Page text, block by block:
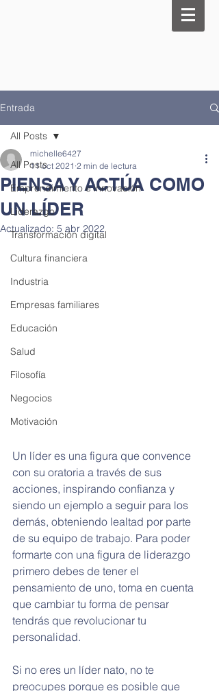
Entrada
All Posts
Emprendimiento e innovación
Liderazgo
Transformación digital
Cultura financiera
Industria
Empresas familiares
Educación
Salud
Filosofía
Negocios
Motivación
All Posts
PIENSA Y ACTÚA COMO
UN LÍDER
michelle6427
11 oct 2021 2 min de lectura
Actualizado: 5 abr 2022
Un líder es una figura que convence
con su oratoria a través de sus
acciones, inspirando confianza y
siendo un ejemplo a seguir para los
demás, obteniendo lealtad por parte
de su equipo de trabajo. Para poder
formarte con una figura de liderazgo
primero debes de tener el
pensamiento de uno, toma en cuenta
que cambiar tu forma de pensar
tendrás que revolucionar tu
personalidad.
Si no eres un líder nato, no te
preocupes porque es posible que